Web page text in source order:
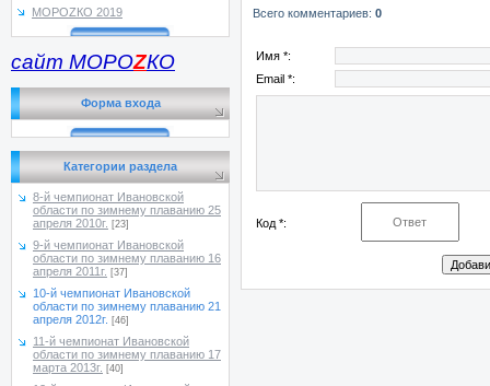
МОРОZКО 2019
сайт МОРОZКО
Форма входа
Категории раздела
8-й чемпионат Ивановской
области по зимнему плаванию 25
апреля 2010г. [23]
9-й чемпионат Ивановской
области по зимнему плаванию 16
апреля 2011г. [37]
10-й чемпионат Ивановской
области по зимнему плаванию 21
апреля 2012г. [46]
11-й чемпионат Ивановской
области по зимнему плаванию 17
марта 2013г. [40]
Всего комментариев: 0
Имя *:
Email *:
Код *: